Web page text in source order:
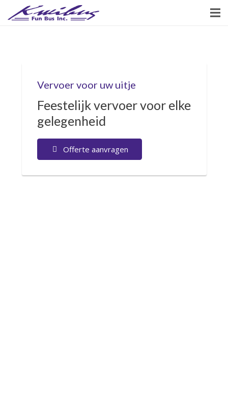
Vervoer voor uw uitje
Feestelijk vervoer voor elke
gelegenheid
Offerte aanvragen